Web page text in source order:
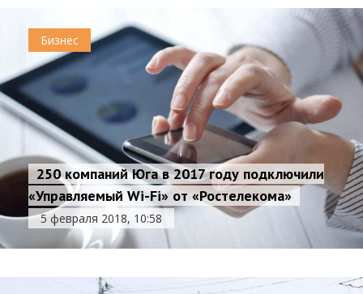
Бизнес
250 компаний Юга в 2017 году подключили
«Управляемый Wi-Fi» от «Ростелекома»
5 февраля 2018, 10:58